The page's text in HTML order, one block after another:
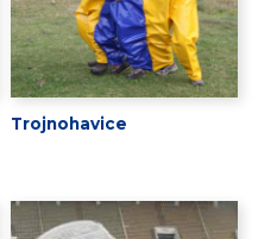
Trojnohavice